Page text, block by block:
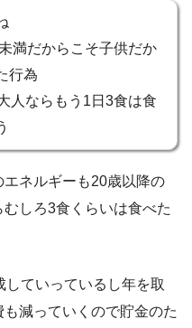
満だからこそ子供だか
行為
人ならもう1日3食は食
ネルギーも20歳以降の
しろ3食くらいは食べた
ていっているし年を取
減っていくので貯金のた